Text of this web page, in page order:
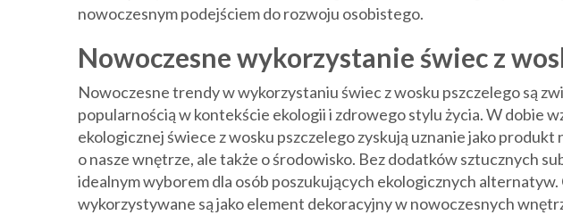
nowoczesnym podejściem do rozwoju osobistego.
Nowoczesne wykorzystanie świec z
Nowoczesne trendy w wykorzystaniu świec z wosku pszczelego są
popularnością w kontekście ekologii i zdrowego stylu życia. W dobie
ekologicznej świece z wosku pszczelego zyskują uznanie jako
o nasze wnętrze, ale także o środowisko. Bez dodatków sztucznych
idealnym wyborem dla osób poszukujących ekologicznych alternatyw.
wykorzystywane są jako element dekoracyjny w nowoczesnych